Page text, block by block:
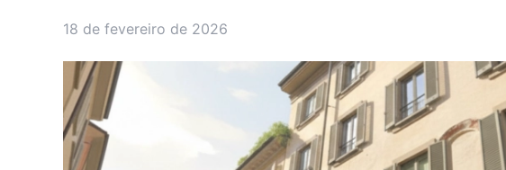
18 de fevereiro de 2026